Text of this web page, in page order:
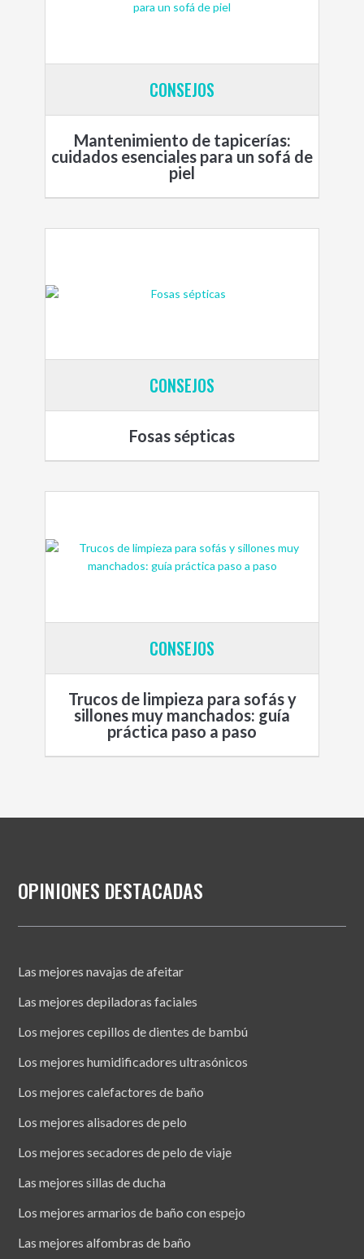
CONSEJOS
Mantenimiento de tapicerías:
cuidados esenciales para un sofá de
piel
CONSEJOS
Fosas sépticas
CONSEJOS
Trucos de limpieza para sofás y
sillones muy manchados: guía
práctica paso a paso
OPINIONES DESTACADAS
Las mejores navajas de afeitar
Las mejores depiladoras faciales
Los mejores cepillos de dientes de bambú
Los mejores humidificadores ultrasónicos
Los mejores calefactores de baño
Los mejores alisadores de pelo
Los mejores secadores de pelo de viaje
Las mejores sillas de ducha
Los mejores armarios de baño con espejo
Las mejores alfombras de baño